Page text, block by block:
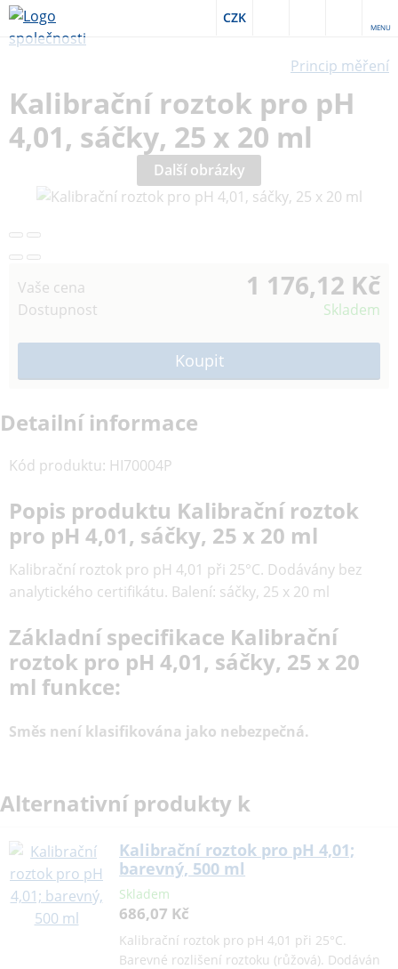
CZK
MENU
Princip měření
Kalibrační roztok pro pH
4,01, sáčky, 25 x 20 ml
Další obrázky
Vaše cena 1 176,12 Kč
Dostupnost Skladem
Detailní informace
Kód produktu: HI70004P
Popis produktu Kalibrační roztok
pro pH 4,01, sáčky, 25 x 20 ml
Kalibrační roztok pro pH 4,01 při 25°C. Dodávány bez
analytického certifikátu. Balení: sáčky, 25 x 20 ml
Základní specifikace Kalibrační
roztok pro pH 4,01, sáčky, 25 x 20
ml funkce:
Směs není klasifikována jako nebezpečná.
Alternativní produkty k
Kalibrační roztok pro pH 4,01;
barevný, 500 ml
Skladem
686,07 Kč
Kalibrační roztok pro pH 4,01 při 25°C.
Barevné rozlišení roztoku (růžová). Dodáván